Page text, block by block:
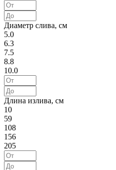
Диаметр слива, см
5.0
6.3
7.5
8.8
10.0
Длина излива, см
10
59
108
156
205